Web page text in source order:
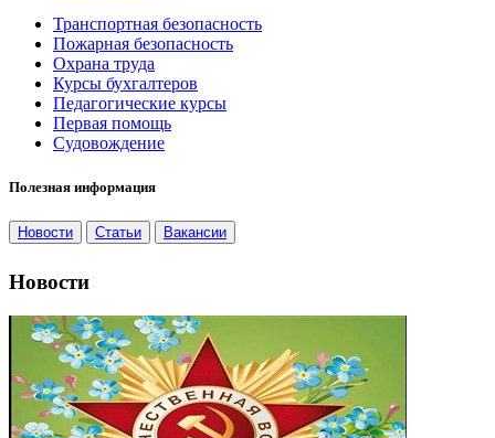
Транспортная безопасность
Пожарная безопасность
Охрана труда
Курсы бухгалтеров
Педагогические курсы
Первая помощь
Судовождение
Полезная информация
Новости Статьи Вакансии
Новости